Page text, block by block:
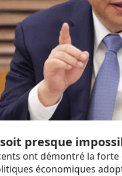
presque
ont démontré la forte
économiques